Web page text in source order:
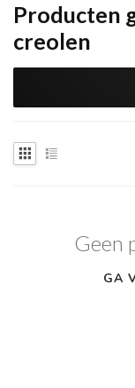
Producten
creolen
Geen
GA